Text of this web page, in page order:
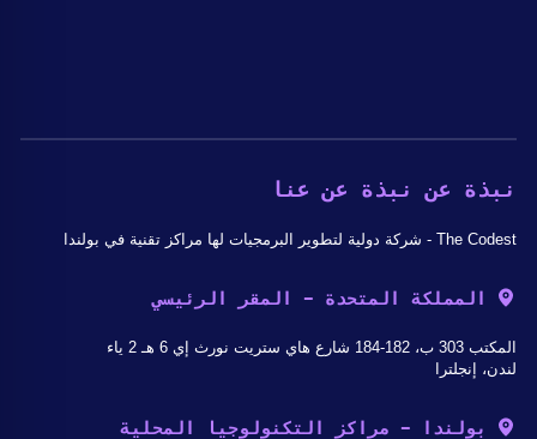
نبذة عن نبذة عن عنا
The Codest - شركة دولية لتطوير البرمجيات لها مراكز تقنية في بولندا
المملكة المتحدة - المقر الرئيسي
المكتب 303 ب، 182-184 شارع هاي ستريت نورث إي 6 هـ 2 ياء
لندن، إنجلترا
بولندا - مراكز التكنولوجيا المحلية